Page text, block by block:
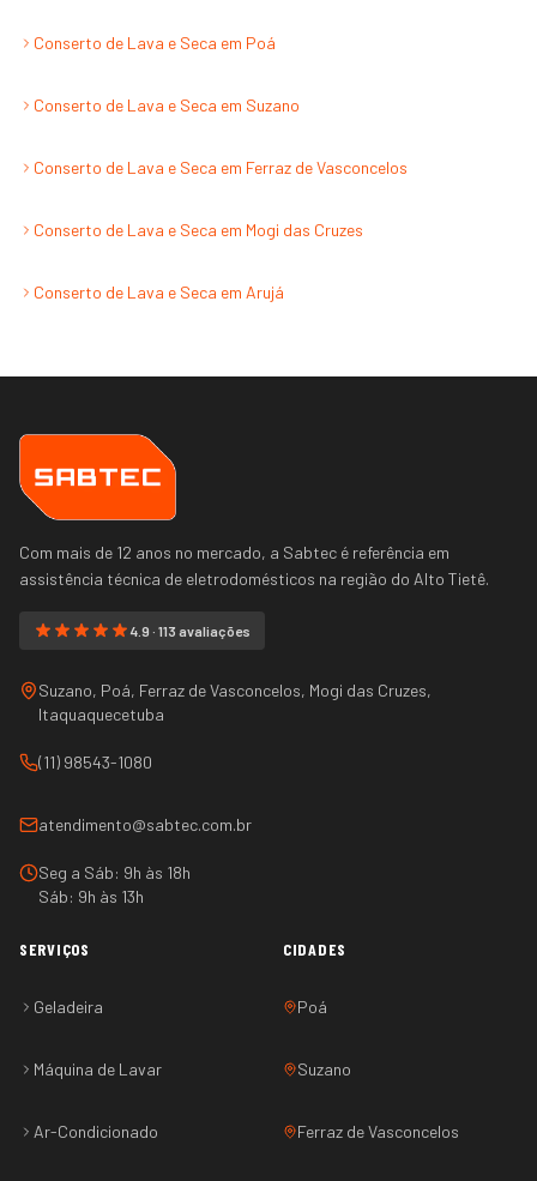
Conserto de Lava e Seca em Poá
Conserto de Lava e Seca em Suzano
Conserto de Lava e Seca em Ferraz de Vasconcelos
Conserto de Lava e Seca em Mogi das Cruzes
Conserto de Lava e Seca em Arujá
Com mais de 12 anos no mercado, a Sabtec é referência em
assistência técnica de eletrodomésticos na região do Alto Tietê.
4.9 · 113 avaliações
Suzano, Poá, Ferraz de Vasconcelos, Mogi das Cruzes,
Itaquaquecetuba
(11) 98543-1080
atendimento@sabtec.com.br
Seg a Sáb: 9h às 18h
Sáb: 9h às 13h
SERVIÇOS
Geladeira
Máquina de Lavar
Ar-Condicionado
CIDADES
Poá
Suzano
Ferraz de Vasconcelos